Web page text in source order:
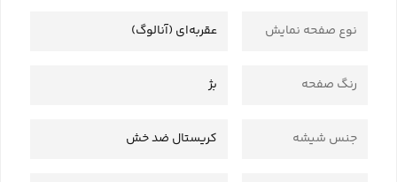
نوع صفحه نمایش عقربه‌ای (آنالوگ)
رنگ صفحه بژ
جنس شیشه کریستال ضد خش